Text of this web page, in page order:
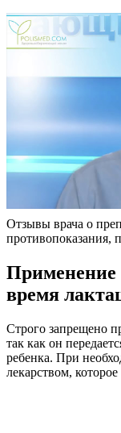
Отзывы врача о
противопоказания,
Применение
время
Строго запрещено
так как он
ребенка. При
лекарством,